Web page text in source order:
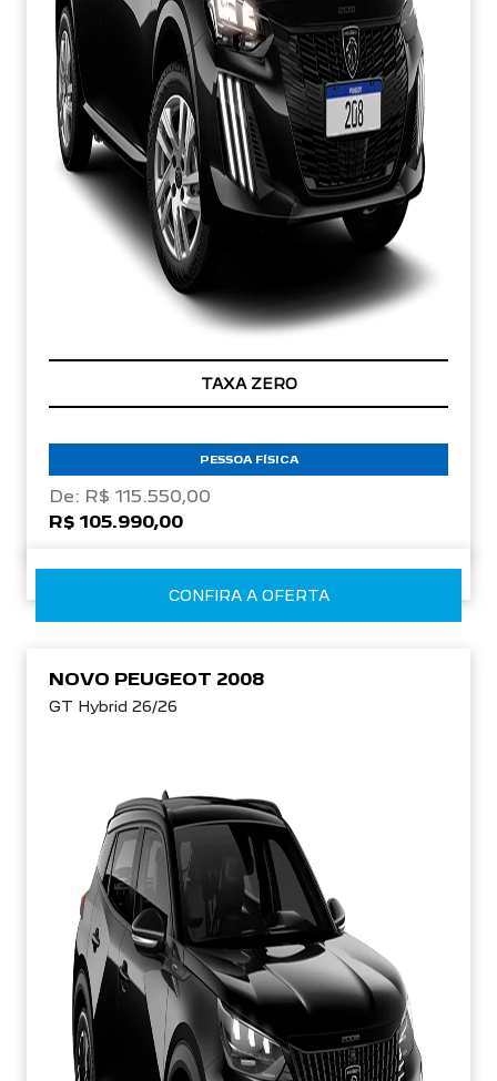
TAXA ZERO
PESSOA FÍSICA
De: R$ 115.550,00
R$ 105.990,00
CONFIRA A OFERTA
NOVO PEUGEOT 2008
GT Hybrid 26/26